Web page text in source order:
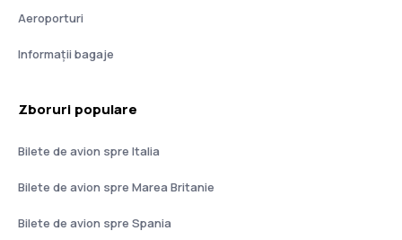
Aeroporturi
Informații bagaje
Zboruri populare
Bilete de avion spre Italia
Bilete de avion spre Marea Britanie
Bilete de avion spre Spania